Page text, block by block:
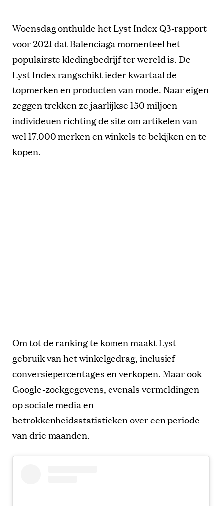
Woensdag onthulde het Lyst Index Q3-rapport
voor 2021 dat Balenciaga momenteel het
populairste kledingbedrijf ter wereld is. De
Lyst Index rangschikt ieder kwartaal de
topmerken en producten van mode. Naar eigen
zeggen trekken ze jaarlijkse 150 miljoen
individeuen richting de site om artikelen van
wel 17.000 merken en winkels te bekijken en te
kopen.
Om tot de ranking te komen maakt Lyst
gebruik van het winkelgedrag, inclusief
conversiepercentages en verkopen. Maar ook
Google-zoekgegevens, evenals vermeldingen
op sociale media en
betrokkenheidsstatistieken over een periode
van drie maanden.